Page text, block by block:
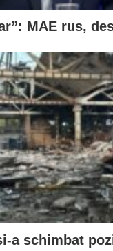
MAE rus,
a schimbat